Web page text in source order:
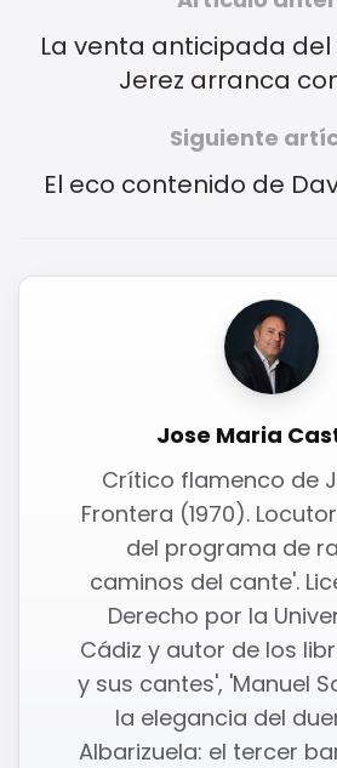
La venta anticipada del
Jerez arranca
Siguiente
El eco contenido de
Jose Maria
Crítico flamenco de
Frontera (1970).
del programa de
caminos del cante'.
Derecho por la
Cádiz y autor de los
y sus cantes', 'Manuel
la elegancia del
Albarizuela: el tercer